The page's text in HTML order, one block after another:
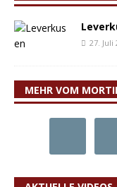
27. Juli
MEHR VOM